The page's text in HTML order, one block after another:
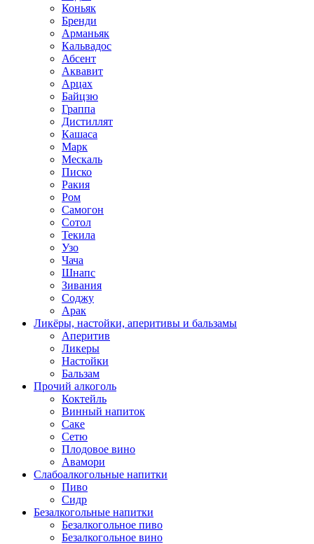
Коньяк
Бренди
Арманьяк
Кальвадос
Абсент
Аквавит
Арцах
Байцзю
Граппа
Дистиллят
Кашаса
Марк
Мескаль
Писко
Ракия
Ром
Самогон
Сотол
Текила
Узо
Чача
Шнапс
Зивания
Соджу
Арак
Ликёры, настойки, аперитивы и бальзамы
Аперитив
Ликеры
Настойки
Бальзам
Прочий алкоголь
Коктейль
Винный напиток
Саке
Сетю
Плодовое вино
Авамори
Слабоалкогольные напитки
Пиво
Сидр
Безалкогольные напитки
Безалкогольное пиво
Безалкогольное вино